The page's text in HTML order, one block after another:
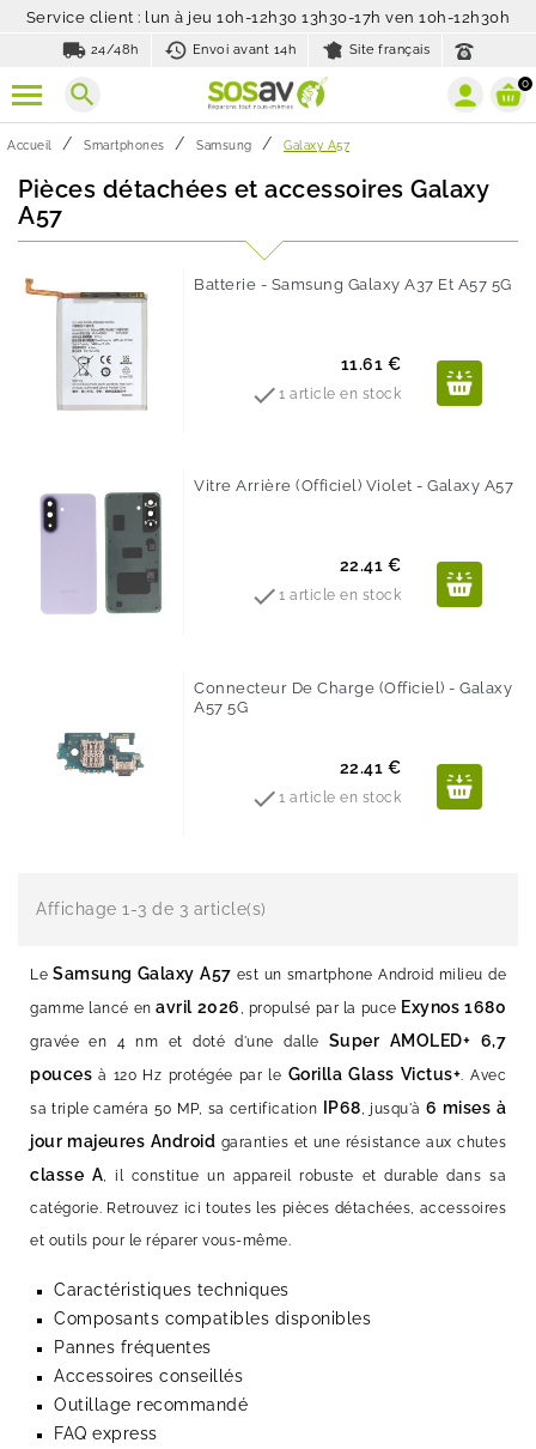
Service client : lun à jeu 10h-12h30 13h30-17h ven 10h-12h30h
local_shipping 24/48h history_toggle_off
Envoi avant 14h Site français
search 0
Accueil Smartphones Samsung Galaxy A57
Pièces détachées et accessoires Galaxy
A57
Batterie - Samsung Galaxy A37 Et A57 5G
Prix
11.61 €
1 article en stock
Vitre Arrière (Officiel) Violet - Galaxy A57
Prix
22.41 €
1 article en stock
Connecteur De Charge (Officiel) - Galaxy
A57 5G
Prix
22.41 €
1 article en stock
Affichage 1-3 de 3 article(s)
LeSamsung Galaxy A57 est un smartphone Android milieu de
gamme lancé enavril 2026 , propulsé par la puce Exynos 1680
gravée en 4 nm et doté d'une dalle Super AMOLED+ 6,7
pouces à 120 Hz protégée par le Gorilla Glass Victus+. Avec
sa triple caméra 50 MP, sa certification
IP68, jusqu'à6 mises à
jour majeures Android garanties et une résistance aux chutes
classe A, il constitue un appareil robuste et durable dans sa
catégorie. Retrouvez ici toutes les pièces détachées, accessoires
et outils pour le réparer vous-même.
Caractéristiques techniques
Composants compatibles disponibles
Pannes fréquentes
Accessoires conseillés
Outillage recommandé
FAQ express